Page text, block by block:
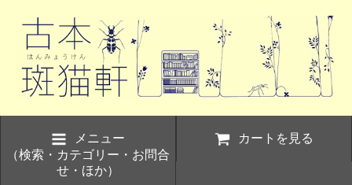
メニュー
（検索・カテゴリー・お問合
せ・ほか）
カートを見る